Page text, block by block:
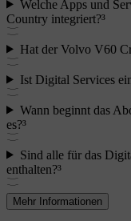
Welche Apps und
Country integriert?³
Hat der Volvo V60
Ist Digital Services
Wann beginnt das
es?³
Sind alle für das
enthalten?³
Mehr Informationen